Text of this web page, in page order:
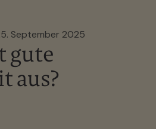
September 2025
gute
aus?